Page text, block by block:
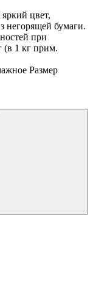
цвет,
негорящей бумаги.
при
(в 1 кг прим.
Размер